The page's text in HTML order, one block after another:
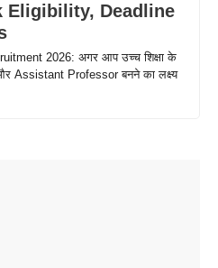
Eligibility, Deadline
2026: अगर आप उच्च शिक्षा के
और Assistant Professor बनने का लक्ष्य